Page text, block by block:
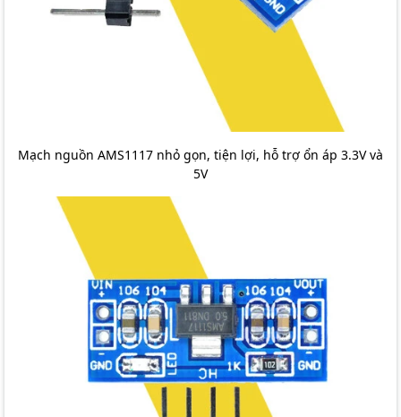
Mạch nguồn AMS1117 nhỏ gọn, tiện lợi, hỗ trợ ổn áp 3.3V và
5V